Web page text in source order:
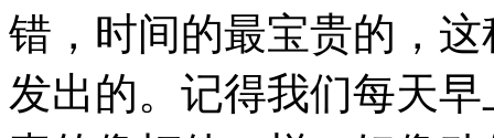
错，时间的最宝贵的，
发出的。记得我们每天